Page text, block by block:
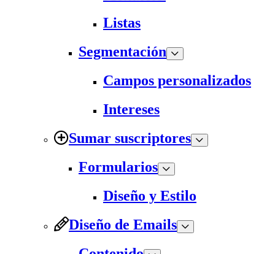
Listas
Segmentación
Campos personalizados
Intereses
Sumar suscriptores
Formularios
Diseño y Estilo
Diseño de Emails